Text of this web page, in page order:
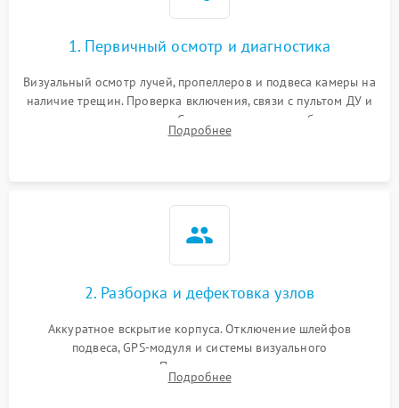
1. Первичный осмотр и диагностика
Визуальный осмотр лучей, пропеллеров и подвеса камеры на
наличие трещин. Проверка включения, связи с пультом ДУ и
передачи видеосигнала. Считывание логов ошибок через
полетное ПО для определения характера неисправности.
Подробнее
2. Разборка и дефектовка узлов
Аккуратное вскрытие корпуса. Отключение шлейфов
подвеса, GPS-модуля и системы визуального
позиционирования. Проверка полетного контроллера,
регуляторов оборотов (ESC) и бесколлекторных моторов на
Подробнее